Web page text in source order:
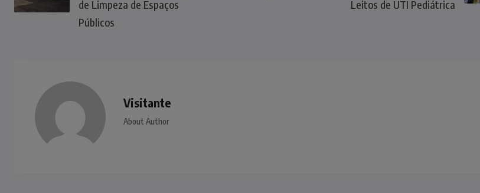
de Limpeza de Espaços
Públicos
Leitos de UTI Pediátrica
Visitante
About Author